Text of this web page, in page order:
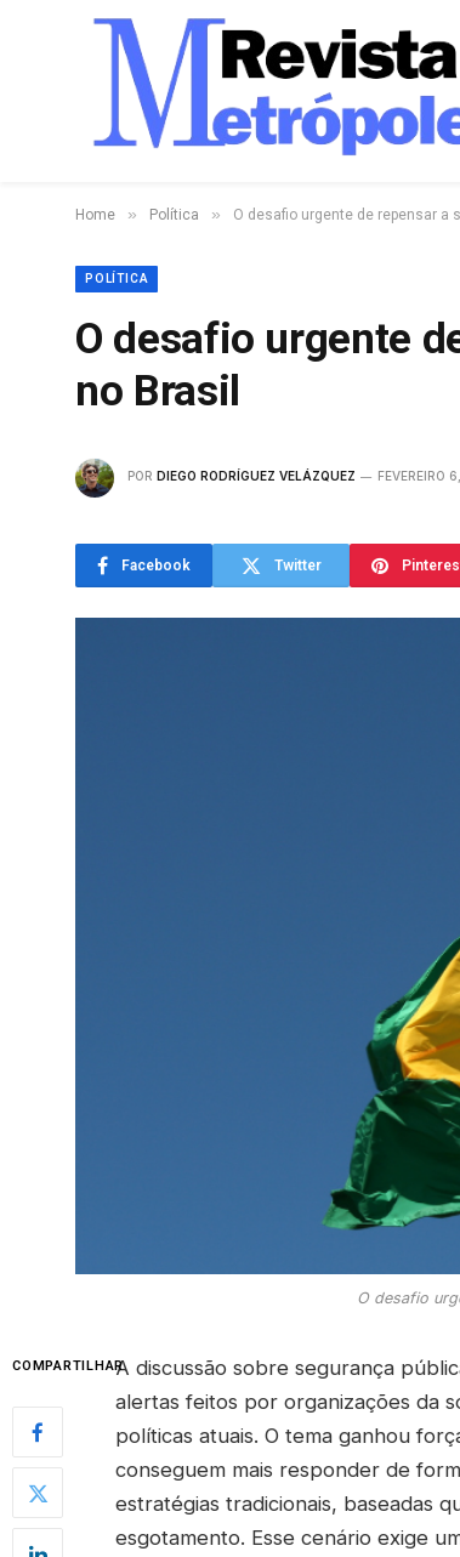
Home » Política » O desafio urgente de repensar a
POLÍTICA
O desafio urgente
no Brasil
POR DIEGO RODRÍGUEZ VELÁZQUEZ FEVEREIRO
Facebook Twitter
O desafio
COMPARTILHARA discussão sobre segurança
alertas feitos por organizações da
políticas atuais. O tema ganhou
conseguem mais responder de
estratégias tradicionais, baseadas
esgotamento. Esse cenário exige